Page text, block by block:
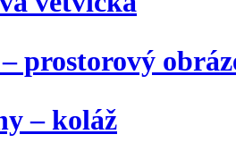
prostorový
– koláž